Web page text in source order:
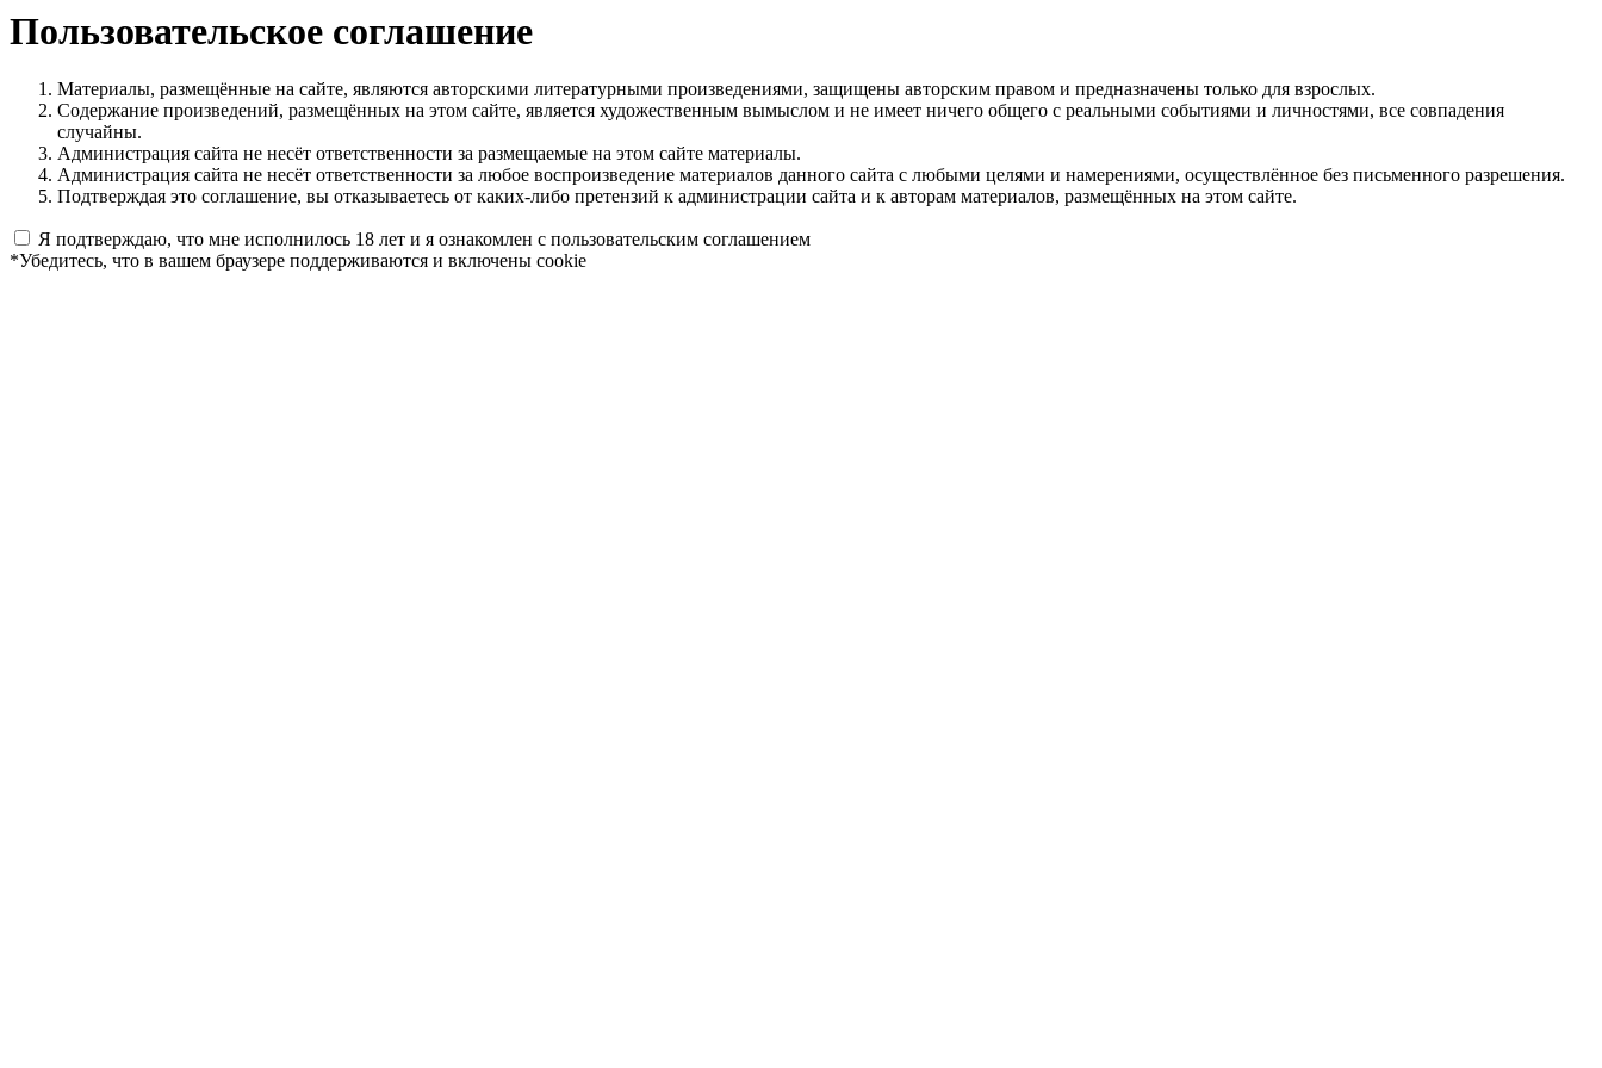
Пользовательское соглашение
Материалы, размещённые на сайте, являются авторскими литературными произведениями, защищены авторским правом и предназначены только для взрослых.
Содержание произведений, размещённых на этом сайте, является художественным вымыслом и не имеет ничего общего с реальными событиями и личностями, все совпадения
случайны.
Администрация сайта не несёт ответственности за размещаемые на этом сайте материалы.
Администрация сайта не несёт ответственности за любое воспроизведение материалов данного сайта с любыми целями и намерениями, осуществлённое без письменного разрешения.
Подтверждая это соглашение, вы отказываетесь от каких-либо претензий к администрации сайта и к авторам материалов, размещённых на этом сайте.
Я подтверждаю, что мне исполнилось 18 лет и я ознакомлен с пользовательским соглашением
*Убедитесь, что в вашем браузере поддерживаются и включены cookie